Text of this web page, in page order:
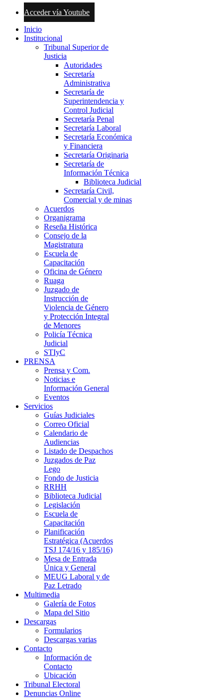
Acceder vía Youtube
Inicio
Institucional
Tribunal Superior de
Justicia
Autoridades
Secretaría
Administrativa
Secretaría de
Superintendencia y
Control Judicial
Secretaría Penal
Secretaría Laboral
Secretaría Económica
y Financiera
Secretaría Originaria
Secretaría de
Información Técnica
Biblioteca Judicial
Secretaría Civil,
Comercial y de minas
Acuerdos
Organigrama
Reseña Histórica
Consejo de la
Magistratura
Escuela de
Capacitación
Oficina de Género
Ruaga
Juzgado de
Instrucción de
Violencia de Género
y Protección Integral
de Menores
Policía Técnica
Judicial
STIyC
PRENSA
Prensa y Com.
Noticias e
Información General
Eventos
Servicios
Guías Judiciales
Correo Oficial
Calendario de
Audiencias
Listado de Despachos
Juzgados de Paz
Lego
Fondo de Justicia
RRHH
Biblioteca Judicial
Legislación
Escuela de
Capacitación
Planificación
Estratégica (Acuerdos
TSJ 174/16 y 185/16)
Mesa de Entrada
Única y General
MEUG Laboral y de
Paz Letrado
Multimedia
Galería de Fotos
Mapa del Sitio
Descargas
Formularios
Descargas varias
Contacto
Información de
Contacto
Ubicación
Tribunal Electoral
Denuncias Online